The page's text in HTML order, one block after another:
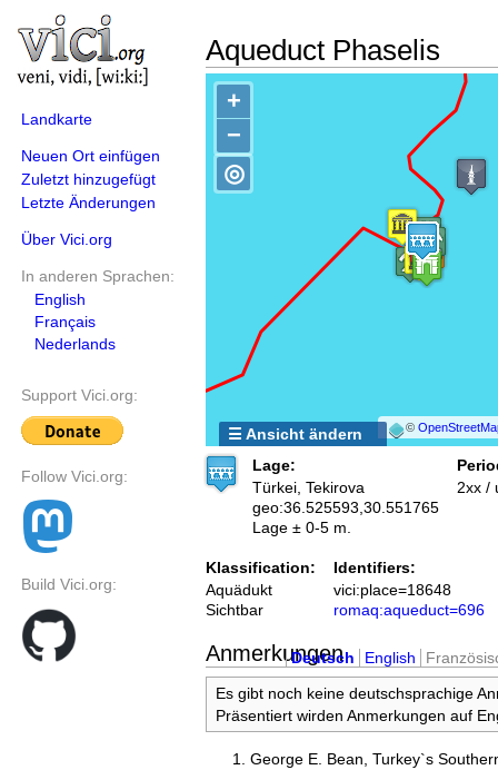
Landkarte
Neuen Ort einfügen
Zuletzt hinzugefügt
Letzte Änderungen
Über Vici.org
In anderen Sprachen:
English
Français
Nederlands
Support Vici.org:
Follow Vici.org:
Build Vici.org:
Aqueduct Phaselis
+
−
©
◎
☰ Ansicht ändern
Lage:
Türkei, Tekirova
geo:36.525593,30.551765
Lage ± 0-5 m.
2xx /
Klassification:
Aquädukt
Sichtbar
Identifiers:
vici:place=18648
romaq:aqueduct=696
Anmerkungen
Deutsch English
Es gibt noch keine deutschsprachige
Präsentiert wirden Anmerkungen auf
George E. Bean, Turkey`s